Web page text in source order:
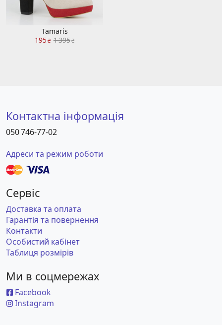
Tamaris
195₴ 1 395₴
Контактна інформація
050 746-77-02
Адреси та режим роботи
Сервіс
Доставка та оплата
Гарантія та повернення
Контакти
Особистий кабінет
Таблиця розмірів
Ми в соцмережах
Facebook
Instagram